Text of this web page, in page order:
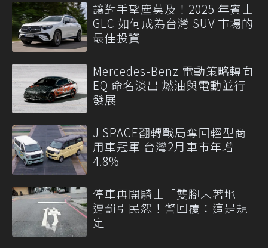
讓對手望塵莫及！2025 年賓士
GLC 如何成為台灣 SUV 市場的
最佳投資
Mercedes-Benz 電動策略轉向
EQ 命名淡出 燃油與電動並行
發展
J SPACE翻轉戰局奪回輕型商
用車冠軍 台灣2月車市年增
4.8%
停車再開騎士「雙腳未著地」
遭罰引民怨！警回覆：這是規
定